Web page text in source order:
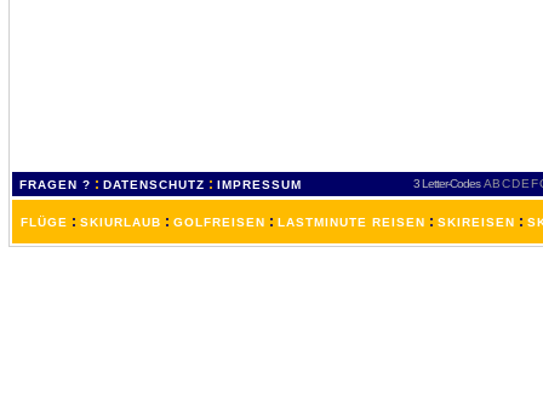
FRAGEN ? : DATENSCHUTZ : IMPRESSUM 3 Letter-Codes ABCDEF
FLÜGE : SKIURLAUB : GOLFREISEN : LASTMINUTE REISEN : SKIREISEN :